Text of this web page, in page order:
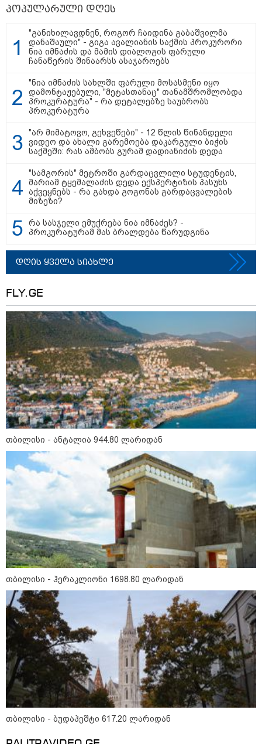
პროკურატურაში დასრულდა: რა
20:12 / 07-08-2026
"ჩანაწერში მამა-შვილს შორის
კამათი მიმდინარეობს - ნია
ახდენს, რომ ის არა მხოლოდ
ეთანხმება იმას, რაც მოხდა,
არამედ გარკვეულ წინმსწრებ
იმნაძე მამას ესაუბრება?
19:55 / 07-08-2026
"შევიწროებაზე ნია იმნაძემ
ინფორმაცია მიაწოდა
დამრიგებელს, ასევე,
ალექსანდრე გაბაშვილს - ასეთი
წარსული გამოცდილების
ადამიანისთვის ინფორმაციის
სექსუალურად ავიწროებდა,
ფაქტობრივად, წაქეზება იყო" -
პროკურორი
კატეგორიის ყველა სიახლე
კატეგორიები
8
აგვისტო
დღის ზოგადი
ასტროლოგიური
პროგნოზი
8 აგვისტო ახალ შთაგონებასა და ემოციურ სიახლოვეს
მოიტანს. გაიზრდება ინტერესი შემოქმედებითი საქმიანობისა
და კულტურული ღონისძიებების მიმართ. საღამო
განსაკუთრებით ხელსაყრელია საყვარელ ადამიანებთან
დროის გასატარებლად და თბილი, გულახდილი
საუბრებისთვის.
აგვისტო აგარაკზე: ეს 5 საქმე
პოპულარული დღეს
"განიხილავდნენ, როგორ ჩაიდინა გაბაშვილმა
დანაშაული" - გიგა ავალიანის საქმის პროკურორი
ნია იმნაძის და მამის დიალოგის ფარული
ჩანაწერის შინაარსს ასაჯაროებს
"ნია იმნაძის სახლში ფარული მოსასმენი იყო
დამონტაჟებული, "მეტასთანაც" თანამშრომლობდა
პროკურატურა" - რა დეტალებზე საუბრობს
პროკურატურა
"არ მიმატოვო, გეხვეწები" - 12 წლის წინანდელი
ვიდეო და ახალი გარემოება დაკარგული ბიჭის
საქმეში: რას ამბობს გურამ დადიანიძის დედა
"სამგორის" მეტროში გარდაცვლილი სტუდენტის,
მარიამ ტყემალაძის დედა ექსპერტიზის პასუხს
აქვეყნებს - რა გახდა გოგონას გარდაცვალების
მიზეზი?
რა სასჯელი ემუქრება ნია იმნაძეს? -
პროკურატურამ მას ბრალდება წარუდგინა
დღის ყველა სიახლე
FLY.GE
თბილისი - ანტალია 944.80 ლარიდან
თბილისი - ჰერაკლიონი 1698.80 ლარიდან
თბილისი - ბუდაპეშტი 617.20 ლარიდან